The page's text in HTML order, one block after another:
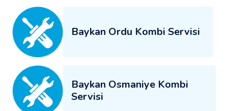
Baykan Ordu Kombi Servisi
Baykan Osmaniye Kombi
Servisi